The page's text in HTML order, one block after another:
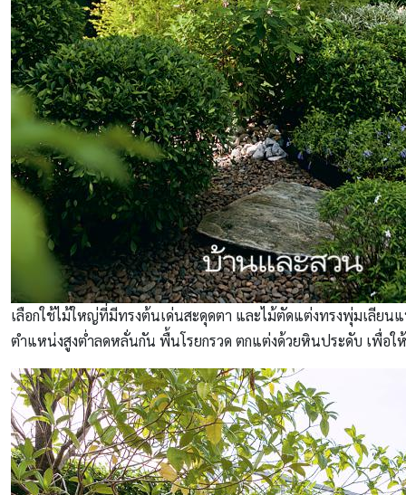
เลือกใช้ไม้ใหญ่ที่มีทรงต้นเด่นสะดุดตา และไม้ตัดแต่งทรงพุ่มเลียน
ตำแหน่งสูงต่ำลดหลั่นกัน พื้นโรยกรวด ตกแต่งด้วยหินประดับ เพื่อ